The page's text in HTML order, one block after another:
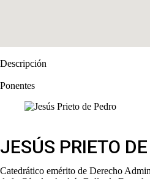
Descripción
Ponentes
JESÚS PRIETO
Catedrático emérito de Derecho